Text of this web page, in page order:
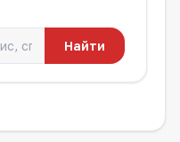
Найти